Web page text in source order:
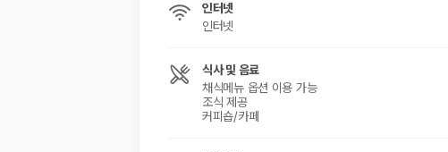
인터넷
인터넷
식사 및 음료
채식메뉴 옵션 이용 가능
조식 제공
커피숍/카페